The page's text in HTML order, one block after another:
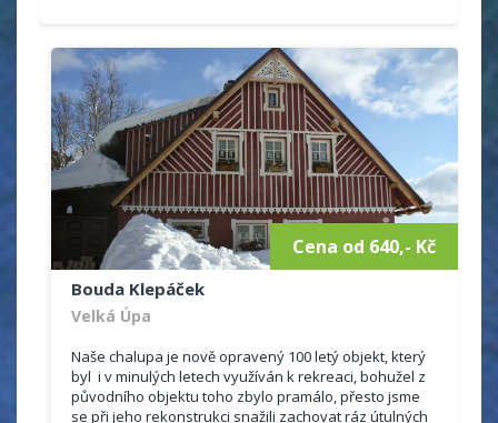
Cena od 640,- Kč
Bouda Klepáček
Velká Úpa
Naše chalupa je nově opravený 100 letý objekt, který
byl i v minulých letech využíván k rekreaci, bohužel z
původního objektu toho zbylo pramálo, přesto jsme
se při jeho rekonstrukci snažili zachovat ráz útulných